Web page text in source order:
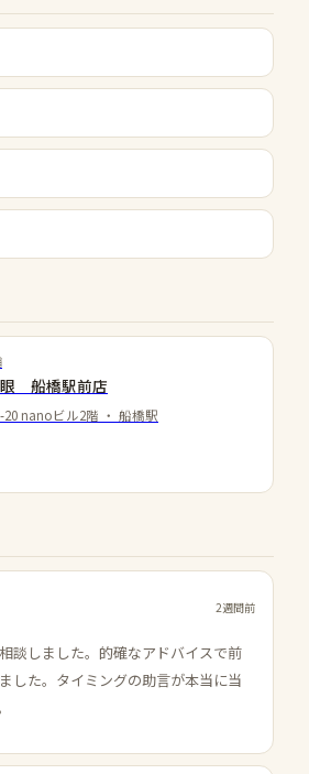
眼 船橋駅前店
nanoビル2階 ・ 船橋駅
2週間前
談しました。的確なアドバイスで前
した。タイミングの助言が本当に当